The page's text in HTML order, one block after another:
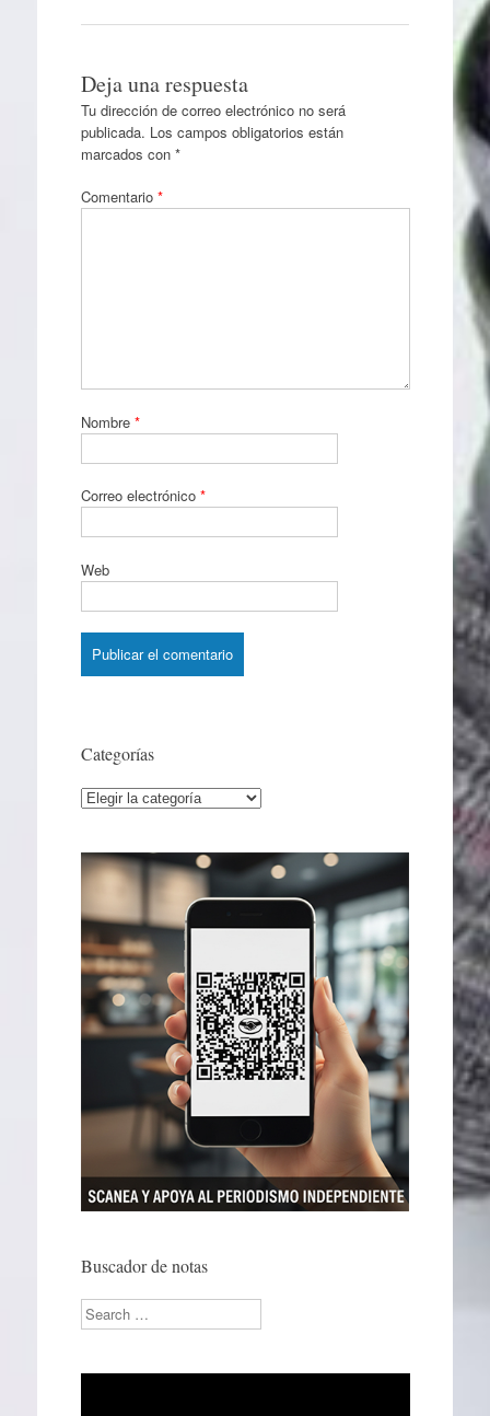
Deja una respuesta
Tu dirección de correo electrónico no será
publicada. Los campos obligatorios están
marcados con *
Comentario *
Nombre *
Correo electrónico *
Web
Categorías
Categorías
Buscador de notas
Search